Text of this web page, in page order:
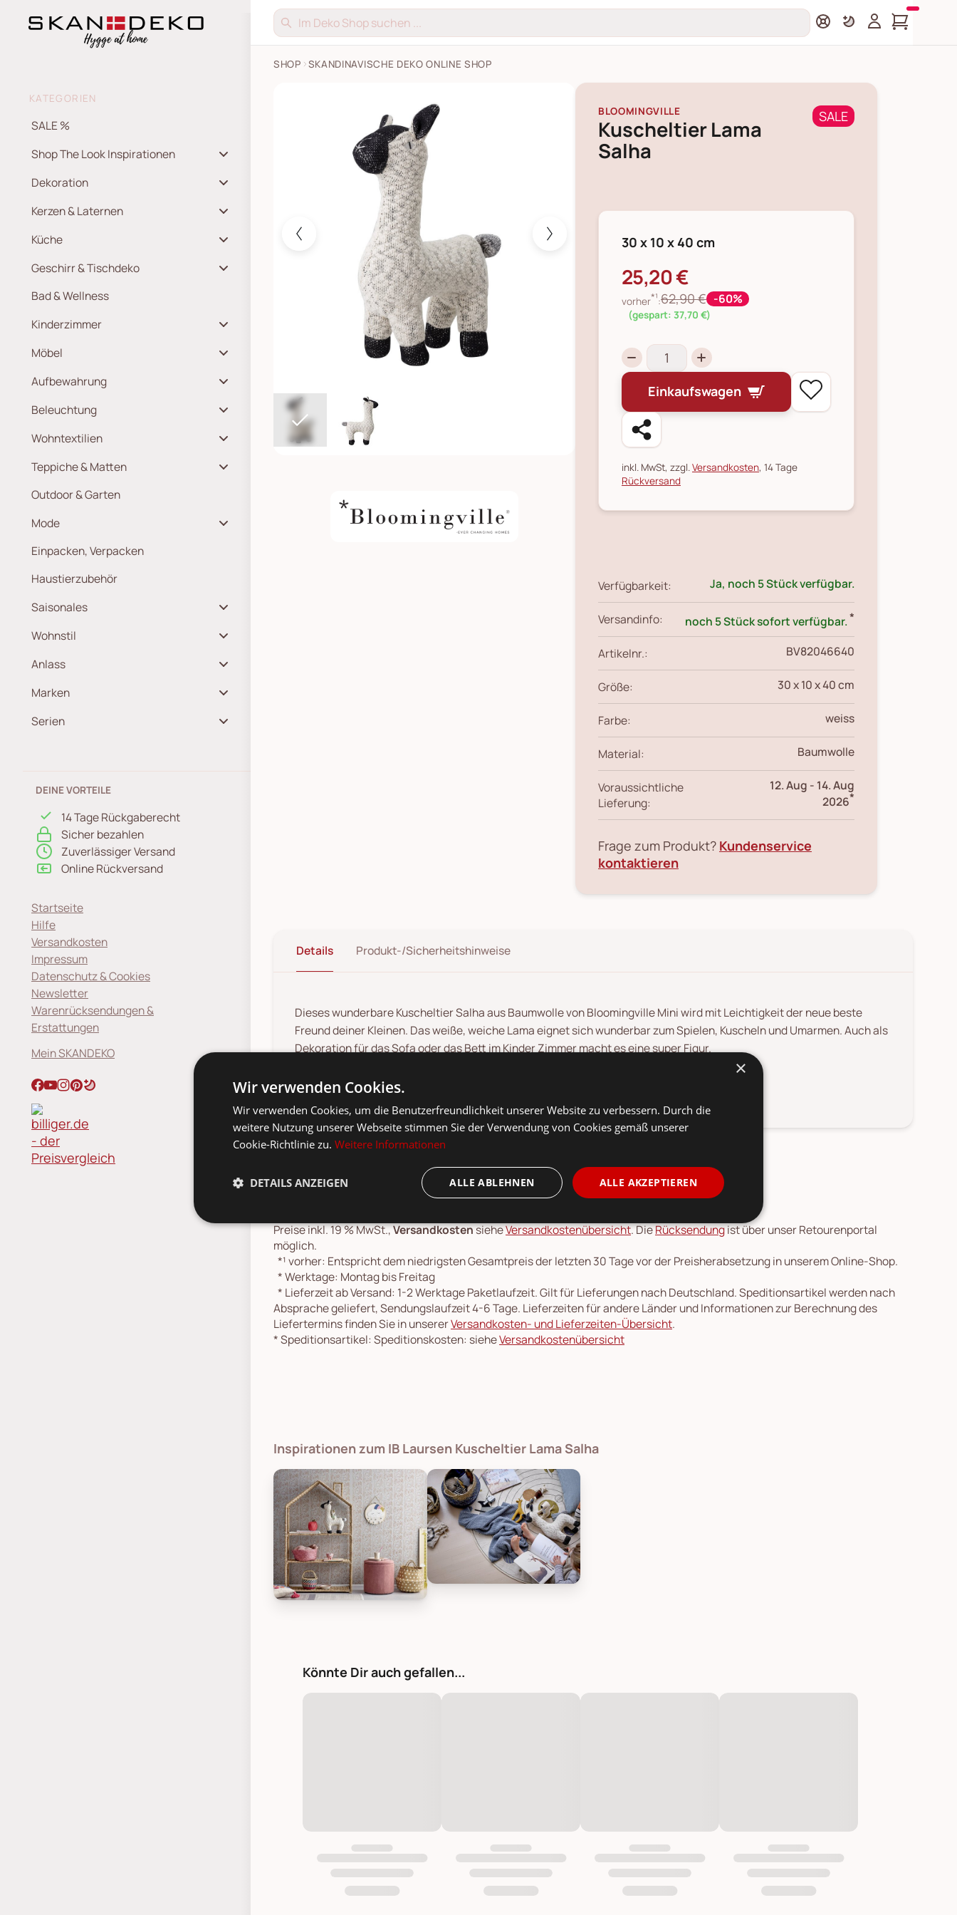
KATEGORIEN
SALE %
Shop The Look Inspirationen
Dekoration
Kerzen & Laternen
Küche
Geschirr & Tischdeko
Bad & Wellness
Kinderzimmer
Möbel
Aufbewahrung
Beleuchtung
Wohntextilien
Teppiche & Matten
Outdoor & Garten
Mode
Einpacken, Verpacken
Haustierzubehör
Saisonales
Wohnstil
Anlass
Marken
Serien
DEINE VORTEILE
14 Tage Rückgaberecht
Sicher bezahlen
Zuverlässiger Versand
Online Rückversand
Startseite
Hilfe
Versandkosten
Impressum
Datenschutz & Cookies
Newsletter
Warenrücksendungen &
Erstattungen
Mein SKANDEKO
SHOP SKANDINAVISCHE DEKO ONLINE SHOP
SALE
BLOOMINGVILLE
Kuscheltier Lama
Salha
30 x 10 x 40 cm
25,20 €
vorher*¹:62,90 € -60%
(gespart: 37,70 €)
Einkaufswagen
inkl. MwSt, zzgl. Versandkosten, 14 Tage
Rückversand
Verfügbarkeit: Ja, noch 5 Stück verfügbar.
Versandinfo: noch 5 Stück sofort verfügbar.*
Artikelnr.: BV82046640
Größe: 30 x 10 x 40 cm
Farbe: weiss
Material: Baumwolle
Voraussichtliche
Lieferung:
12. Aug - 14. Aug
2026*
Frage zum Produkt? Kundenservice
kontaktieren
Details Produkt-/Sicherheitshinweise
Dieses wunderbare Kuscheltier Salha aus Baumwolle von Bloomingville Mini wird mit Leichtigkeit der neue beste
Freund deiner Kleinen. Das weiße, weiche Lama eignet sich wunderbar zum Spielen, Kuscheln und Umarmen. Auch als
Dekoration für das Sofa oder das Bett im Kinder Zimmer macht es eine super Figur.
Zur Reinigung kannst du das Stofftier einfach bei bis zu 30° in die Waschmaschine geben.
Preise inkl. 19 % MwSt.,VersandkostensieheVersandkostenübersicht. DieRücksendungist über unser Retourenportal
möglich.
*¹vorher: Entspricht dem niedrigsten Gesamtpreis der letzten 30 Tage vor der Preisherabsetzung in unserem Online-Shop.
*Werktage: Montag bis Freitag
* Lieferzeit ab Versand: 1-2 Werktage Paketlaufzeit. Gilt für Lieferungen nach Deutschland. Speditionsartikel werden nach
Absprache geliefert, Sendungslaufzeit 4-6 Tage. Lieferzeiten für andere Länder und Informationen zur Berechnung des
Liefertermins finden Sie in unsererVersandkosten- und Lieferzeiten-Übersicht.
*Speditionsartikel: Speditionskosten: sieheVersandkostenübersicht
Inspirationen zum IB Laursen Kuscheltier Lama Salha
Bloomingville Kuscheltier Lama Salha, Bild 2
Könnte Dir auch gefallen...
×
Wir verwenden Cookies.
Wir verwenden Cookies, um die Benutzerfreundlichkeit unserer Website zu verbessern. Durch die
weitere Nutzung unserer Webseite stimmen Sie der Verwendung von Cookies gemäß unserer
Cookie-Richtlinie zu. Weitere Informationen
ALLE AKZEPTIEREN
ALLE ABLEHNEN
DETAILS ANZEIGEN